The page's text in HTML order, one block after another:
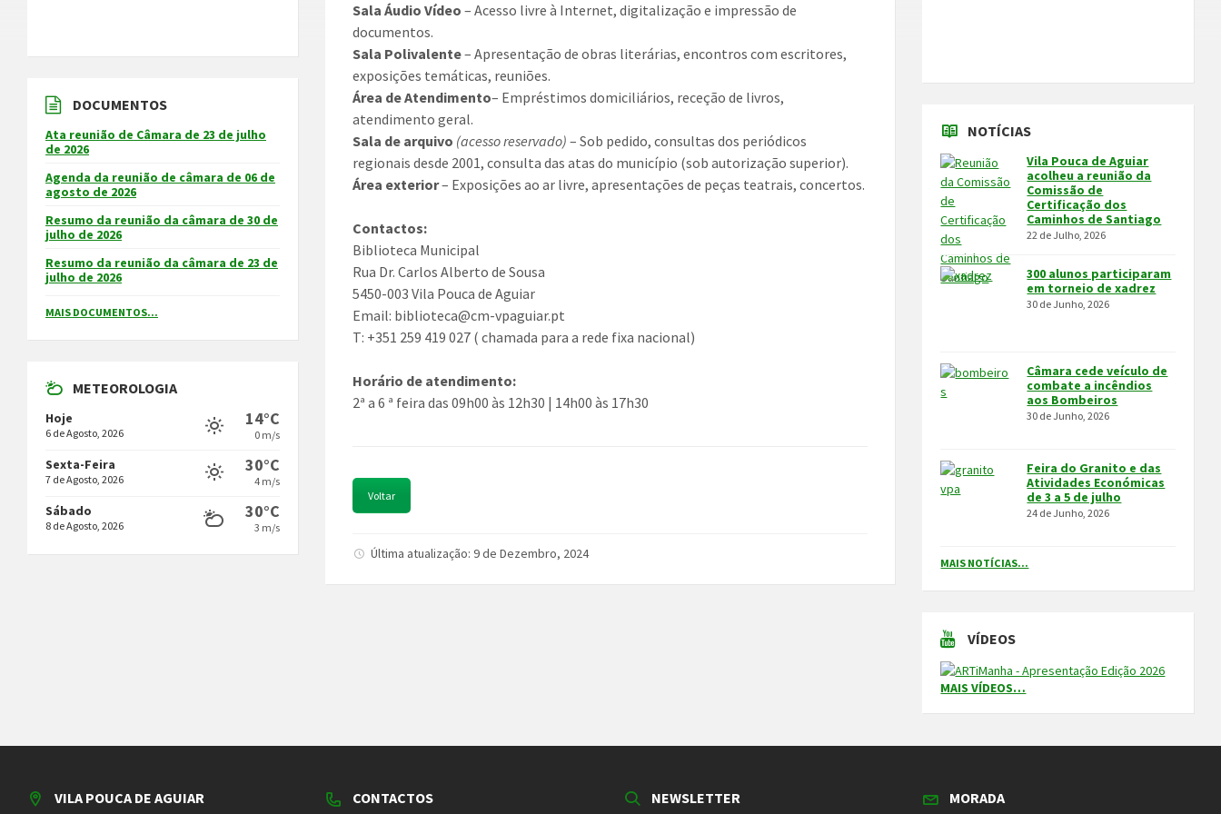
Sala Áudio Vídeo – Acesso livre à Internet, digitalização e impressão de
documentos.
Sala Polivalente– Apresentação de obras literárias, encontros com escritores,
exposições temáticas, reuniões.
Área de Atendimento– Empréstimos domiciliários, receção de livros,
atendimento geral.
Sala de arquivo (acesso reservado) – Sob pedido, consultas dos periódicos
regionais desde 2001, consulta das atas do município (sob autorização superior).
Área exterior– Exposições ao ar livre, apresentações de peças teatrais, concertos.
Contactos:
Biblioteca Municipal
Rua Dr. Carlos Alberto de Sousa
5450-003 Vila Pouca de Aguiar
Email: biblioteca@cm-vpaguiar.pt
T: +351 259 419 027 ( chamada para a rede fixa nacional)
Horário de atendimento:
2ª a 6 ª feira das 09h00 às 12h30 | 14h00 às 17h30
Voltar
Última atualização: 9 de Dezembro, 2024
DOCUMENTOS
Ata reunião de Câmara de 23 de julho
de 2026
Agenda da reunião de câmara de 06 de
agosto de 2026
Resumo da reunião da câmara de 30 de
julho de 2026
Resumo da reunião da câmara de 23 de
julho de 2026
MAIS DOCUMENTOS...
METEOROLOGIA
Hoje
6 de Agosto, 2026
14°C
0 m/s
Sexta-Feira
7 de Agosto, 2026
30°C
4 m/s
Sábado
8 de Agosto, 2026
30°C
3 m/s
NOTÍCIAS
Vila Pouca de Aguiar
acolheu a reunião da
Comissão de
Certificação dos
Caminhos de Santiago
22 de Julho, 2026
300 alunos participaram
em torneio de xadrez
30 de Junho, 2026
Câmara cede veículo de
combate a incêndios
aos Bombeiros
30 de Junho, 2026
Feira do Granito e das
Atividades Económicas
de 3 a 5 de julho
24 de Junho, 2026
MAIS NOTÍCIAS...
VÍDEOS
MAIS VÍDEOS…
VILA POUCA DE AGUIAR CONTACTOS NEWSLETTER MORADA